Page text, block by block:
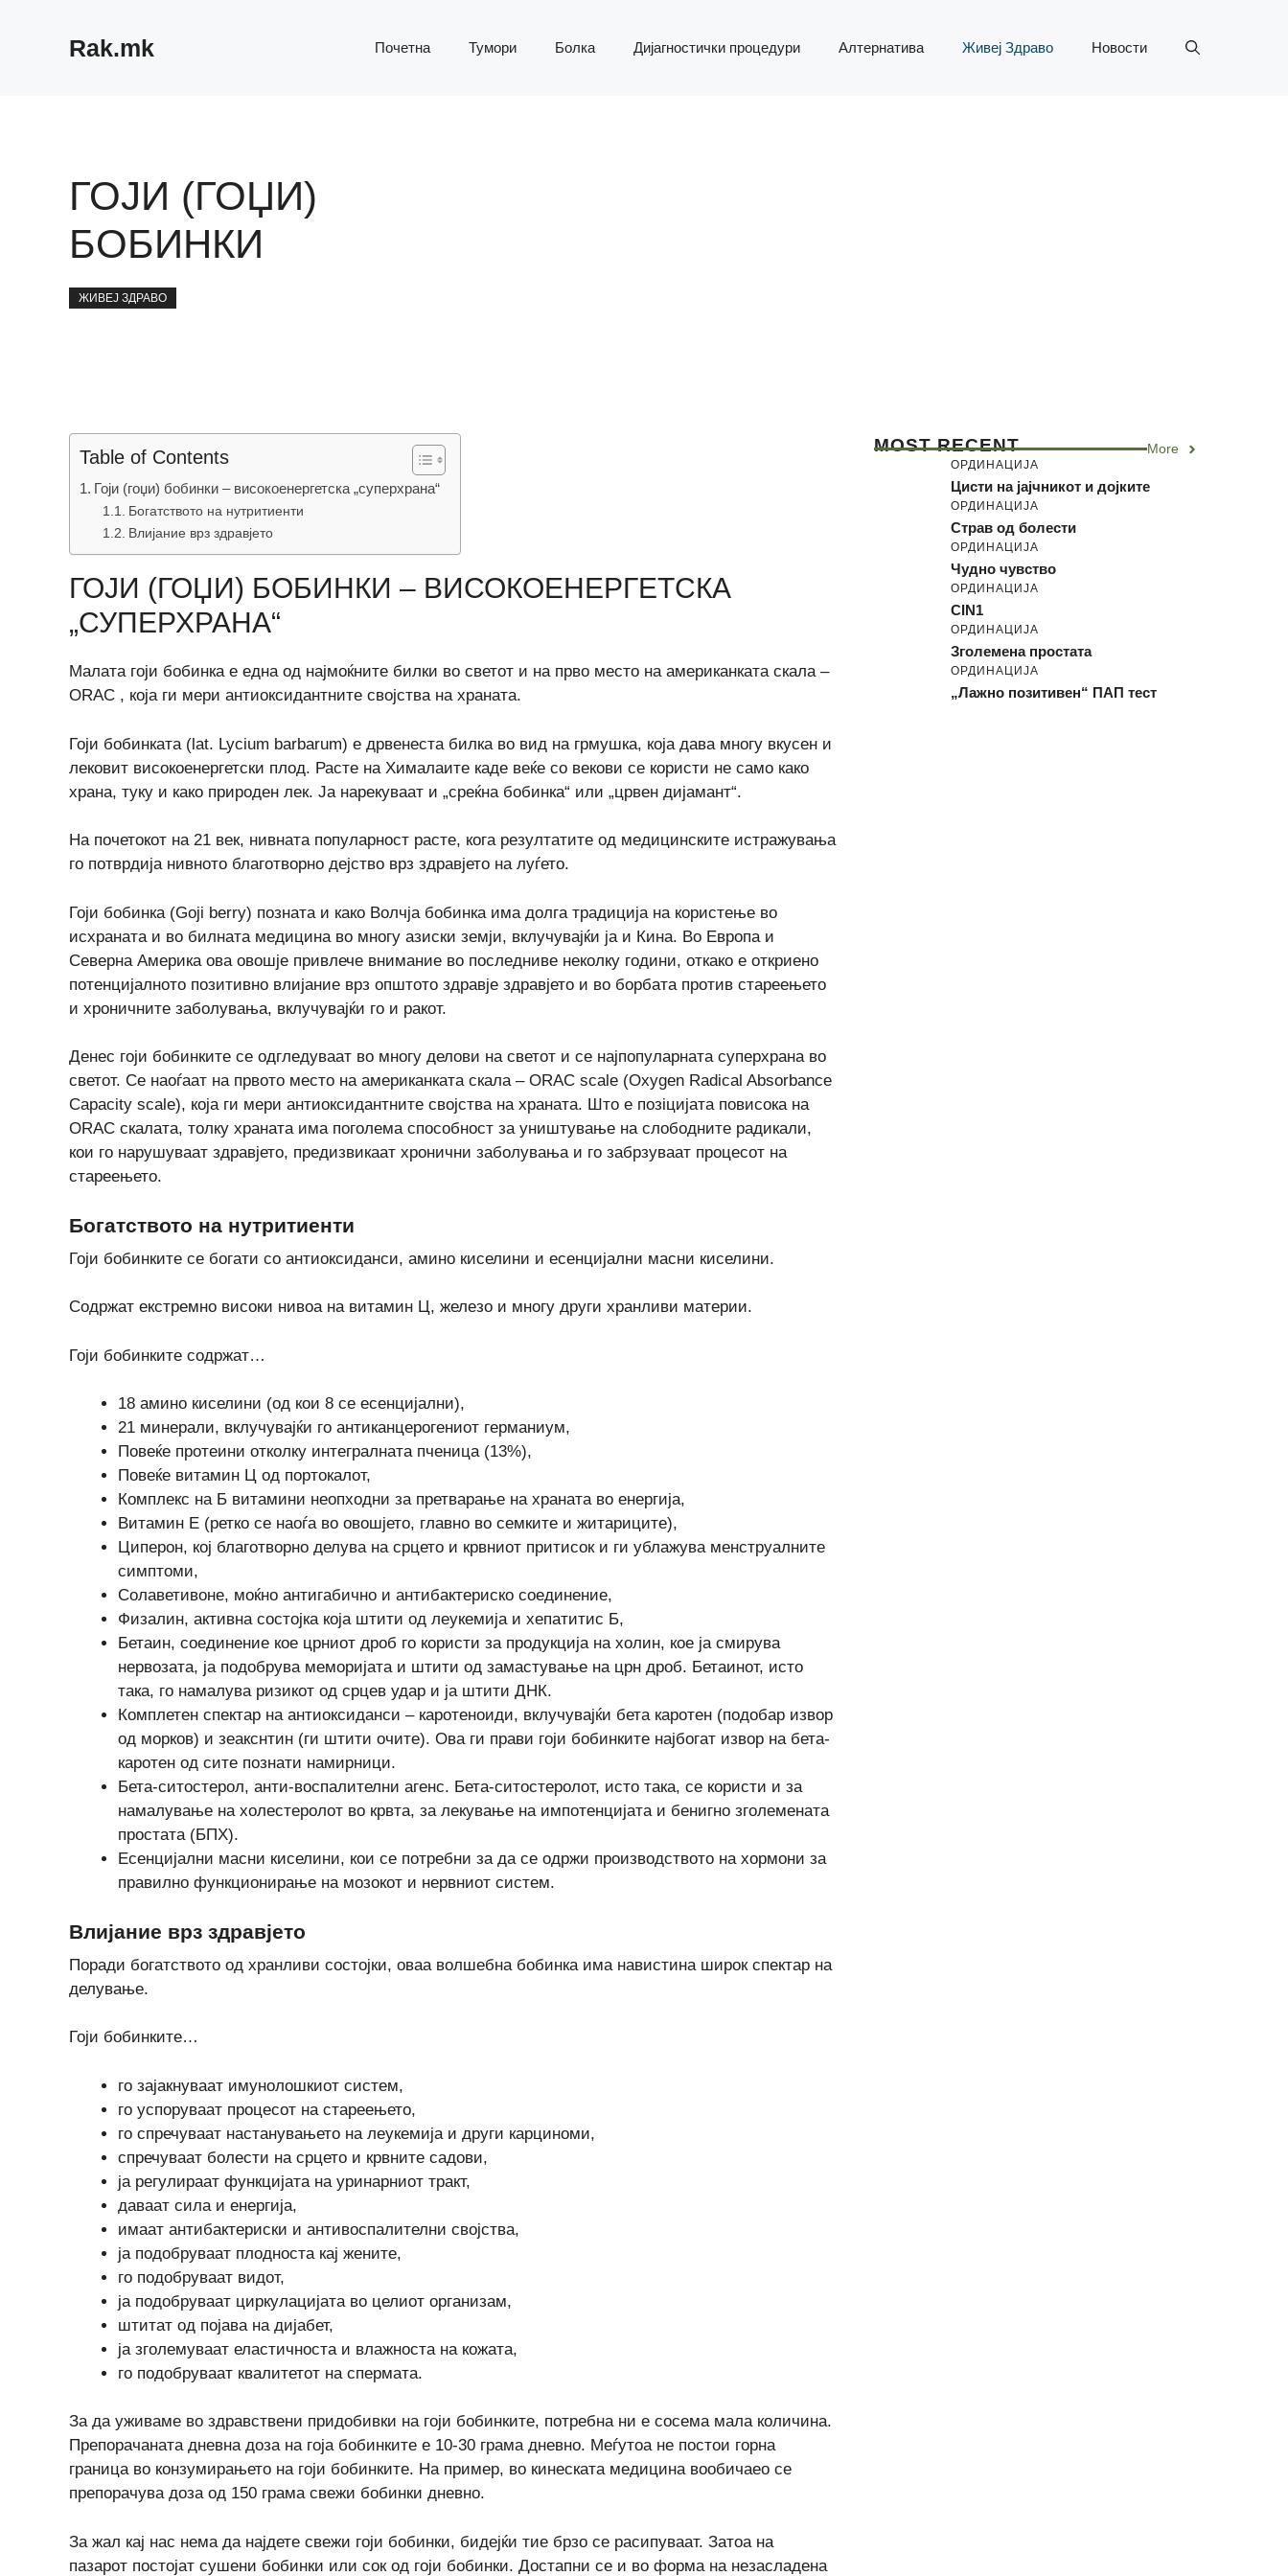
Rak.mk Почетна Тумори Болка Дијагностички процедури Алтернатива Живеј Здраво Новости
ГОЈИ (ГОЏИ)
БОБИНКИ
ЖИВЕЈ ЗДРАВО
Table of Contents
Гоји (гоџи) бобинки – високоенергетска „суперхрана“
Богатството на нутритиенти
Влијание врз здравјето
ГОЈИ (ГОЏИ) БОБИНКИ – ВИСОКОЕНЕРГЕТСКА
„СУПЕРХРАНА“
Малата гоји бобинка е една од најмоќните билки во светот и на прво место на американката скала –
ORAC , која ги мери антиоксидантните својства на храната.
Гоји бобинката (lat. Lycium barbarum) е дрвенеста билка во вид на грмушка, која дава многу вкусен и
лековит високоенергетски плод. Расте на Хималаите каде веќе со векови се користи не само како
храна, туку и како природен лек. Ја нарекуваат и „среќна бобинка“ или „црвен дијамант“.
На почетокот на 21 век, нивната популарност расте, кога резултатите од медицинските истражувања
го потврдија нивното благотворно дејство врз здравјето на луѓето.
Гоји бобинкa (Goji berry) познатa и како Волчјa бобинкa има долга традиција на користење во
исхраната и во билната медицина во многу азиски земји, вклучувајќи ја и Кина. Во Европа и
Северна Америка ова овошје привлече внимание во последниве неколку години, откако е откриено
потенцијалното позитивно влијание врз општото здравје здравјето и во борбата против стареењето
и хроничните заболувања, вклучувајќи го и ракот.
Денес гоји бобинките се одгледуваат во многу делови на светот и се најпопуларната суперхрана во
светот. Се наоѓаат на првото место на американката скала – ORAC scale (Oxygen Radical Absorbance
Capacity scale), која ги мери антиоксидантните својства на храната. Што е позiцијата повисока на
ORAC скалата, толку храната има поголема способност за уништување на слободните радикали,
кои го нарушуваат здравјето, предизвикаат хронични заболувања и го забрзуваат процесот на
стареењето.
Богатството на нутритиенти
Гоји бобинките се богати со антиоксиданси, амино киселини и есенцијални масни киселини.
Содржат екстремно високи нивоа на витамин Ц, железо и многу други хранливи материи.
Гоји бобинките содржат…
18 амино киселини (од кои 8 се есенцијални),
21 минерали, вклучувајќи го антиканцерогениот германиум,
Повеќе протеини отколку интегралната пченица (13%),
Повеќе витамин Ц од портокалот,
Комплекс на Б витамини неопходни за претварање на храната во енергија,
Витамин Е (ретко се наоѓа во овошјето, главно во семките и житариците),
Циперон, кој благотворно делува на срцето и крвниот притисок и ги ублажува менструалните
симптоми,
Солаветивоне, моќно антигабично и антибактериско соединение,
Физалин, активна состојка која штити од леукемија и хепатитис Б,
Бетаин, соединение кое црниот дроб го користи за продукција на холин, кое ја смирува
нервозата, ја подобрува меморијата и штити од замастување на црн дроб. Бетаинот, исто
така, го намалува ризикот од срцев удар и ја штити ДНК.
Комплетен спектар на антиоксиданси – каротеноиди, вклучувајќи бета каротен (подобар извор
од морков) и зеакснтин (ги штити очите). Ова ги прави гоји бобинките најбогат извор на бета-
каротен од сите познати намирници.
Бета-ситостерол, анти-воспалителни агенс. Бета-ситостеролот, исто така, се користи и за
намалување на холестеролот во крвта, за лекување на импотенцијата и бенигно зголемената
простата (БПХ).
Есенцијални масни киселини, кои се потребни за да се одржи производството на хормони за
правилно функционирање на мозокот и нервниот систем.
Влијание врз здравјето
Поради богатството од хранливи состојки, оваа волшебна бобинка има навистина широк спектар на
делување.
Гоји бобинките…
го зајакнуваат имунолошкиот систем,
го успоруваат процесот на стареењето,
го спречуваат настанувањето на леукемија и други карциноми,
спречуваат болести на срцето и крвните садови,
ја регулираат функцијата на уринарниот тракт,
даваат сила и енергија,
имаат антибактериски и антивоспалителни својства,
ја подобруваат плодноста кај жените,
го подобруваат видот,
ја подобруваат циркулацијата во целиот организам,
штитат од појава на дијабет,
ја зголемуваат еластичноста и влажноста на кожата,
го подобруваат квалитетот на спермата.
За да уживаме во здравствени придобивки на гоји бобинките, потребна ни е сосема мала количина.
Препорачаната дневна доза на гоја бобинките е 10-30 грама дневно. Меѓутоа не постои горна
граница во конзумирањето на гоји бобинките. На пример, во кинеската медицина вообичаео се
препорачува доза од 150 грама свежи бобинки дневно.
За жал кај нас нема да најдете свежи гоји бобинки, бидејќи тие брзо се расипуваат. Затоа на
пазарот постојат сушени бобинки или сок од гоји бобинки. Достапни се и во форма на незасладена
MOST RECENT More
ОРДИНАЦИЈА
Цисти на јајчникот и дојките
ОРДИНАЦИЈА
Страв од болести
ОРДИНАЦИЈА
Чудно чувство
ОРДИНАЦИЈА
CIN1
ОРДИНАЦИЈА
Зголемена простата
ОРДИНАЦИЈА
„Лажно позитивен“ ПАП тест